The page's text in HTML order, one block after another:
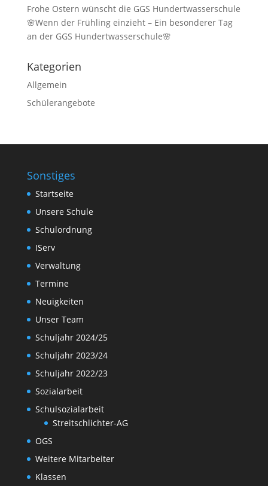
Frohe Ostern wünscht die GGS Hundertwasserschule
🌸Wenn der Frühling einzieht – Ein besonderer Tag
an der GGS Hundertwasserschule🌸
Kategorien
Allgemein
Schülerangebote
Sonstiges
Startseite
Unsere Schule
Schulordnung
IServ
Verwaltung
Termine
Neuigkeiten
Unser Team
Schuljahr 2024/25
Schuljahr 2023/24
Schuljahr 2022/23
Sozialarbeit
Schulsozialarbeit
Streitschlichter-AG
OGS
Weitere Mitarbeiter
Klassen